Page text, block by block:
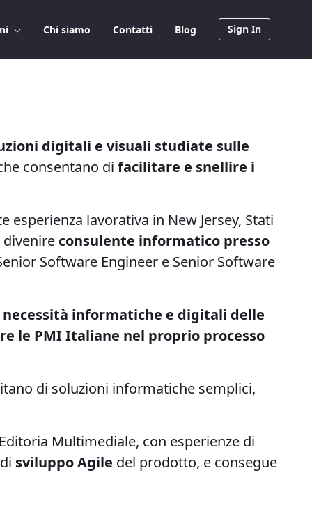
Chi siamo Contatti Blog Sign In
digitali e visuali studiate sulle
consentano di facilitare e snellire i
esperienza lavorativa in New Jersey, Stati
consulente informatico presso
Software Engineer e Senior Software
necessità informatiche e digitali delle
le PMI Italiane nel proprio processo
di soluzioni informatiche semplici,
Multimediale, con esperienze di
sviluppo Agile del prodotto, e consegue